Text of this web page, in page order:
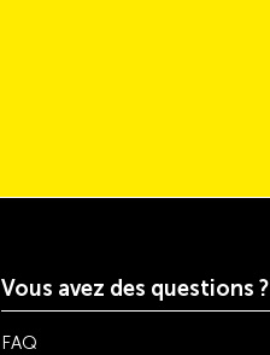
Vous avez des questions ?
FAQ